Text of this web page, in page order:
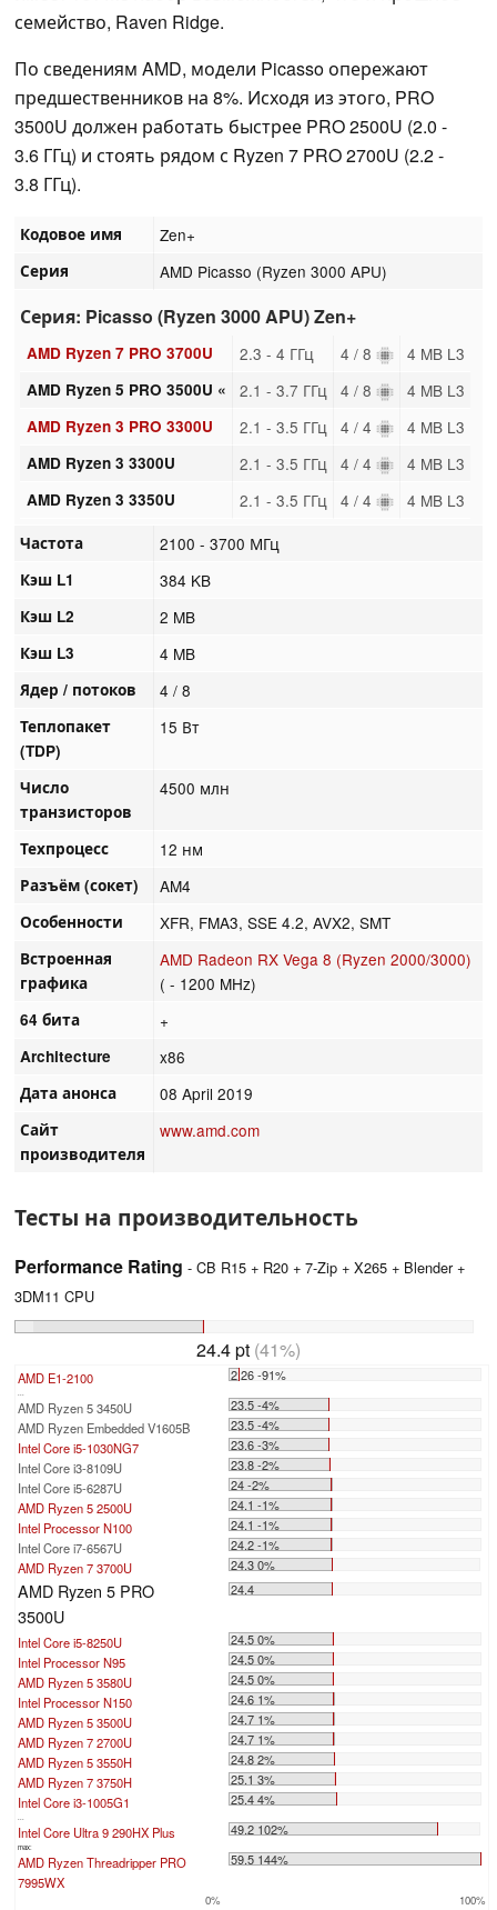
семейство, Raven Ridge.
По сведениям AMD, модели Picasso опережают
предшественников на 8%. Исходя из этого, PRO
3500U должен работать быстрее PRO 2500U (2.0 -
3.6 ГГц) и стоять рядом с Ryzen 7 PRO 2700U (2.2 -
3.8 ГГц).
Кодовое имя Zen+
Серия AMD Picasso (Ryzen 3000 APU)
Серия: Picasso (Ryzen 3000 APU) Zen+
AMD Ryzen 7 PRO 3700U 2.3 - 4 ГГц 4 / 8 4 MB L3
AMD Ryzen 5 PRO 3500U « 2.1 - 3.7 ГГц 4 / 8 4 MB L3
AMD Ryzen 3 PRO 3300U 2.1 - 3.5 ГГц 4 / 4 4 MB L3
AMD Ryzen 3 3300U 2.1 - 3.5 ГГц 4 / 4 4 MB L3
AMD Ryzen 3 3350U 2.1 - 3.5 ГГц 4 / 4 4 MB L3
Частота 2100 - 3700 МГц
Кэш L1 384 KB
Кэш L2 2 MB
Кэш L3 4 MB
Ядер / потоков 4 / 8
Теплопакет
(TDP)
15 Вт
Число
транзисторов
4500 млн
Техпроцесс 12 нм
Разъём (сокет) AM4
Особенности XFR, FMA3, SSE 4.2, AVX2, SMT
Встроенная
графика
AMD Radeon RX Vega 8 (Ryzen 2000/3000)
( - 1200 MHz)
64 бита +
Architecture x86
Дата анонса 08 April 2019
Сайт
производителя
www.amd.com
Тесты на производительность
Performance Rating - CB R15 + R20 + 7-Zip + X265 + Blender +
3DM11 CPU
24.4 pt (41%)
AMD E1-2100 2.26 -91%
AMD Ryzen 5 3450U
23.5 -4%
AMD Ryzen Embedded V1605B
23.5 -4%
Intel Core i5-1030NG7
23.6 -3%
Intel Core i3-8109U
23.8 -2%
Intel Core i5-6287U
24 -2%
AMD Ryzen 5 2500U
24.1 -1%
Intel Processor N100
24.1 -1%
Intel Core i7-6567U
24.2 -1%
AMD Ryzen 7 3700U
24.3 0%
AMD Ryzen 5 PRO
3500U
24.4
Intel Core i5-8250U
24.5 0%
Intel Processor N95
24.5 0%
AMD Ryzen 5 3580U
24.5 0%
Intel Processor N150
24.6 1%
AMD Ryzen 5 3500U
24.7 1%
AMD Ryzen 7 2700U
24.7 1%
AMD Ryzen 5 3550H
24.8 2%
AMD Ryzen 7 3750H
25.1 3%
Intel Core i3-1005G1
25.4 4%
Intel Core Ultra 9 290HX Plus 49.2 102%
max:
AMD Ryzen Threadripper PRO
7995WX
59.5 144%
0% 100%